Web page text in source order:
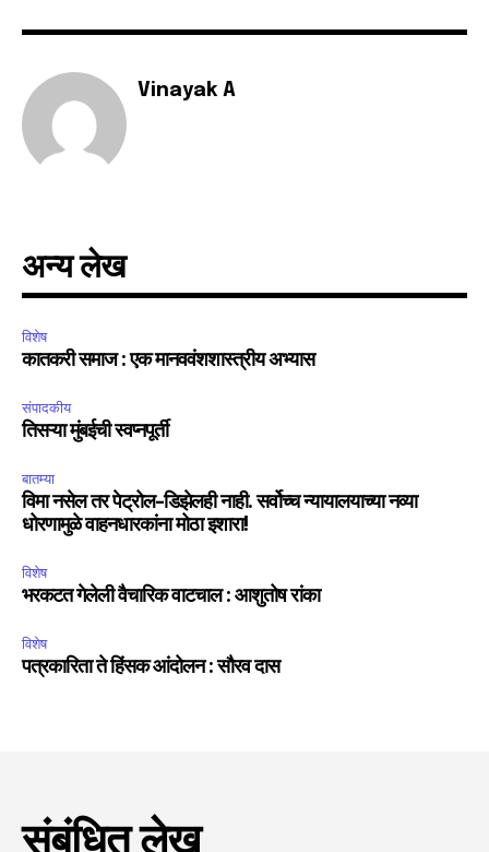
Vinayak A
अन्य लेख
विशेष
कातकरी समाज : एक मानववंशशास्त्रीय अभ्यास
संपादकीय
तिसऱ्या मुंबईची स्वप्नपूर्ती
बातम्या
विमा नसेल तर पेट्रोल-डिझेलही नाही. सर्वोच्च न्यायालयाच्या नव्या
धोरणामुळे वाहनधारकांना मोठा इशारा!
विशेष
भरकटत गेलेली वैचारिक वाटचाल : आशुतोष रांका
विशेष
पत्रकारिता ते हिंसक आंदोलन : सौरव दास
संबंधित लेख